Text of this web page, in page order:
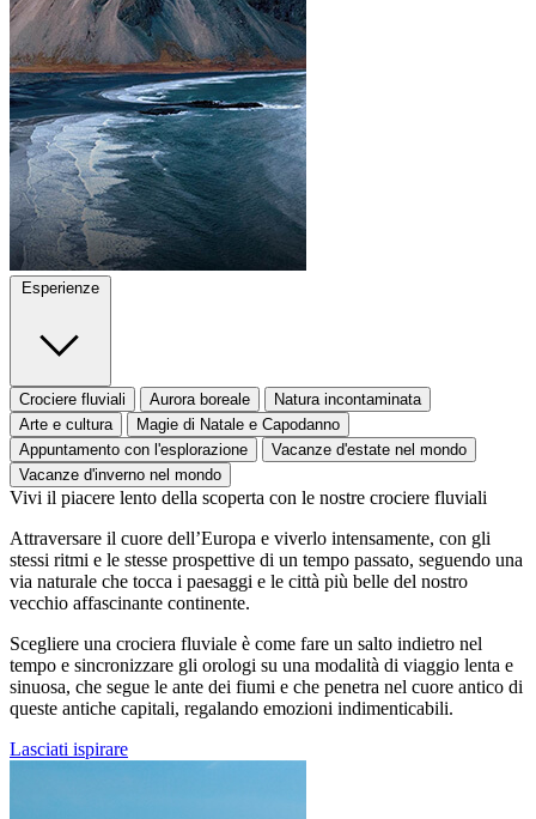
Esperienze
Crociere fluviali Aurora boreale
Natura incontaminata
Arte e cultura
Magie di Natale e Capodanno
Appuntamento con l'esplorazione
Vacanze d'estate nel mondo
Vacanze d'inverno nel mondo
Vivi il piacere lento della scoperta con le nostre crociere fluviali
Attraversare il cuore dell’Europa e viverlo intensamente, con gli
stessi ritmi e le stesse prospettive di un tempo passato, seguendo una
via naturale che tocca i paesaggi e le città più belle del nostro
vecchio affascinante continente.
Scegliere una crociera fluviale è come fare un salto indietro nel
tempo e sincronizzare gli orologi su una modalità di viaggio lenta e
sinuosa, che segue le ante dei fiumi e che penetra nel cuore antico di
queste antiche capitali, regalando emozioni indimenticabili.
Lasciati ispirare